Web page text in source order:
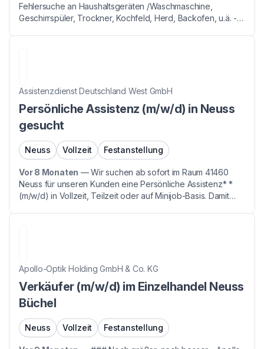
Fehlersuche an Haushaltsgeräten /Waschmaschine,
Geschirrspüler, Trockner, Kochfeld, Herd, Backofen, u.ä. -
Assistenzdienst Deutschland West GmbH
Persönliche Assistenz (m/w/d) in Neuss
gesucht
Neuss Vollzeit Festanstellung
Vor 8 Monaten —Wir suchen ab sofort im Raum 41460
Neuss für unseren Kunden eine Persönliche Assistenz* *
(m/w/d) in Vollzeit, Teilzeit oder auf Minijob-Basis. Damit
Apollo-Optik Holding GmbH & Co. KG
Verkäufer (m/w/d) im Einzelhandel Neuss
Büchel
Neuss Vollzeit Festanstellung